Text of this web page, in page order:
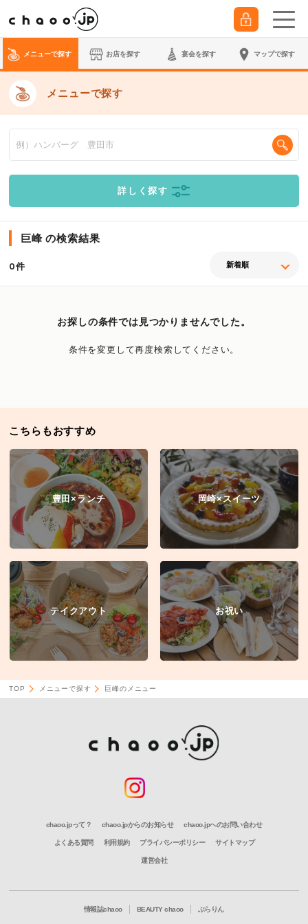
メニューで探す お店を探す 宴会を探す マップで探す
メニューで探す
詳しく探す
巨峰 の検索結果
0件
お探しの条件では見つかりませんでした。
条件を変更して再度検索してください。
こちらもおすすめ
豊田×ランチ 岡崎×スイーツ
テイクアウト お祝い
TOP メニューで探す 巨峰のメニュー
chaoo.jpって？ chaoo.jpからのお知らせ chaoo.jpへのお問い合わせ
よくある質問 利用規約 プライバシーポリシー サイトマップ
運営会社
情報誌chaoo BEAUTY chaoo ぶらりん